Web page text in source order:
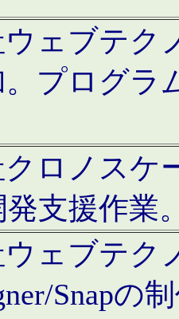
ェブテク
プログラ
ロノスケ
発支援作業
ェブテク
Snapの